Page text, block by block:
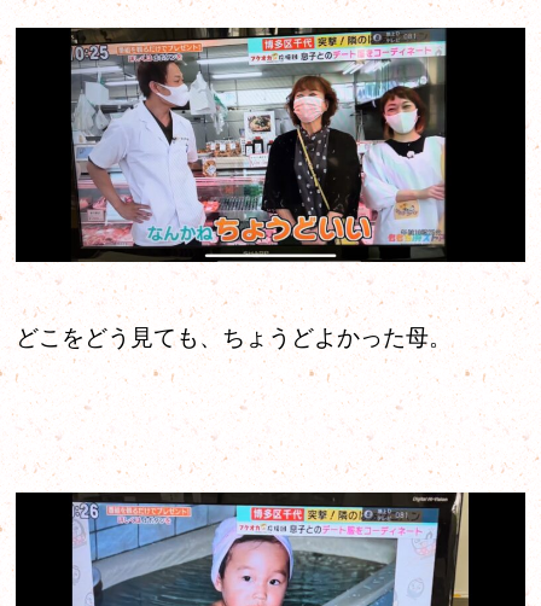
どこをどう見ても、ちょうどよかった母。